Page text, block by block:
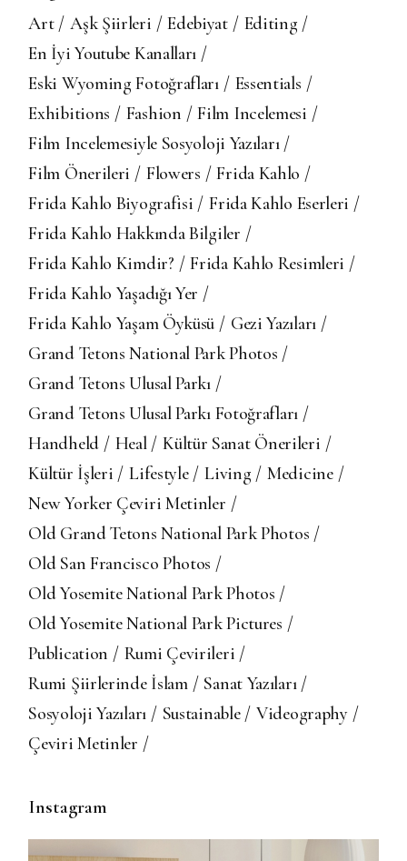
Art Aşk Şiirleri Edebiyat
Editing
En İyi Youtube Kanalları
Eski Wyoming Fotoğrafları
Essentials
Exhibitions
Fashion
Film Incelemesi
Film Incelemesiyle Sosyoloji Yazıları
Film Önerileri
Flowers
Frida Kahlo
Frida Kahlo Biyografisi
Frida Kahlo Eserleri
Frida Kahlo Hakkında Bilgiler
Frida Kahlo Kimdir?
Frida Kahlo Resimleri
Frida Kahlo Yaşadığı Yer
Frida Kahlo Yaşam Öyküsü
Gezi Yazıları
Grand Tetons National Park Photos
Grand Tetons Ulusal Parkı
Grand Tetons Ulusal Parkı Fotoğrafları
Handheld
Heal
Kültür Sanat Önerileri
Kültür İşleri
Lifestyle Living
Medicine
New Yorker Çeviri Metinler
Old Grand Tetons National Park Photos
Old San Francisco Photos
Old Yosemite National Park Photos
Old Yosemite National Park Pictures
Publication
Rumi Çevirileri
Rumi Şiirlerinde İslam
Sanat Yazıları
Sosyoloji Yazıları
Sustainable
Videography
Çeviri Metinler
Instagram